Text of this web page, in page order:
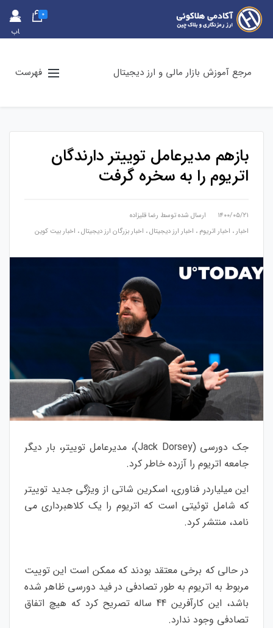
حس
اب
0
مرجع آموزش بازار مالی و ارز دیجیتال فهرست
بازهم مدیرعامل توییتر دارندگان
اتریوم را به سخره گرفت
۱۴۰۰/۰۵/۲۱ ارسال شده توسط رضا قلیزاده
اخبار ، اخبار اتریوم ، اخبار ارز دیجیتال، اخبار بزرگان ارز دیجیتال، اخبار بیت کوین
جک دورسی (Jack Dorsey)، مدیرعامل توییتر، بار دیگر
جامعه اتریوم را آزرده خاطر کرد.
این میلیاردر فناوری، اسکرین شاتی از ویژگی جدید توییتر
که شامل توئیتی است که اتریوم را یک کلاهبرداری می
نامد، منتشر کرد.
در حالی که برخی معتقد بودند که ممکن است این توییت
مربوط به اتریوم به طور تصادفی در فید دورسی ظاهر شده
باشد، این کارآفرین 44 ساله تصریح کرد که هیچ اتفاق
تصادفی وجود ندارد.